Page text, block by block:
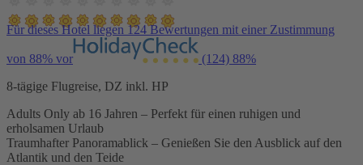
Für dieses Hotel liegen 124 Bewertungen mit einer Zustimmung
von 88% vor (124) 88%
8-tägige Flugreise, DZ inkl. HP
Adults Only ab 16 Jahren – Perfekt für einen ruhigen und
erholsamen Urlaub
Traumhafter Panoramablick – Genießen Sie den Ausblick auf den
Atlantik und den Teide